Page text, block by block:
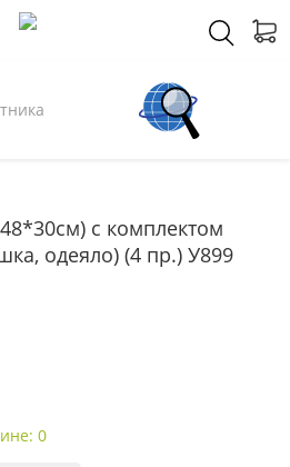
с комплектом
одеяло) (4 пр.) У899
0